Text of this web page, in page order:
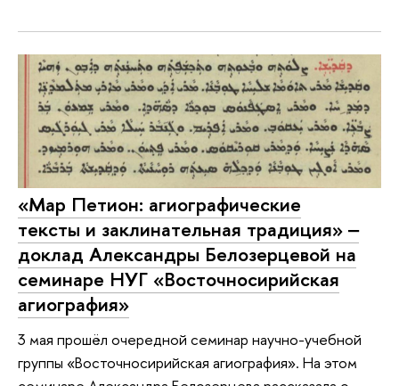
«Мар Петион: агиографические
тексты и заклинательная традиция» ‒
доклад Александры Белозерцевой на
семинаре НУГ «Восточносирийская
агиография»
3 мая прошёл очередной семинар научно-учебной
группы «Восточносирийская агиография». На этом